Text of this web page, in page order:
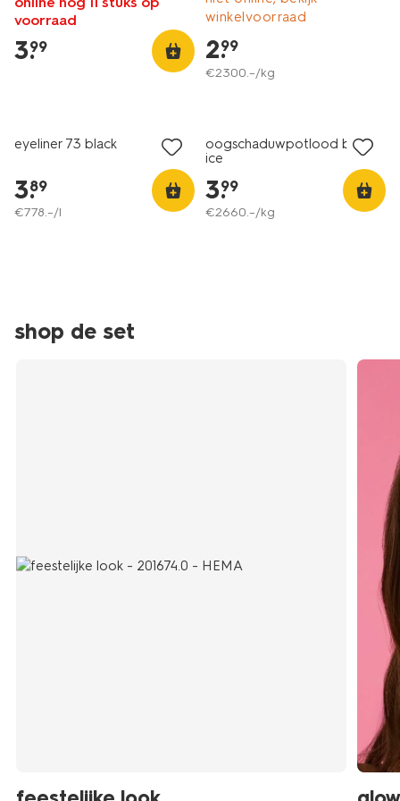
eyeliner-
201672.0.html
voorraad
3.
99
winkelvoorraad
2.
99
€2300.–/kg
eyeliner 73 black
3.
89
€778.–/l
oogschaduwpotlood blue
ice
3.
99
€2660.–/kg
shop de set